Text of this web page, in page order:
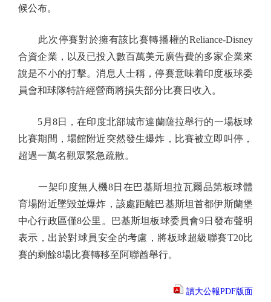
候公布。
此次停賽對於擁有該比賽轉播權的Reliance-Disney
合資企業，以及已投入數百萬美元廣告費的多家企業來
說是不小的打擊。消息人士稱，停賽意味着印度板球委
員會和球隊特許經營商將損失部分比賽日收入。
5月8日，在印度北部城市達蘭薩拉舉行的一場板球
比賽期間，場館附近突然發生爆炸，比賽被立即叫停，
超過一萬名觀眾緊急疏散。
一架印度無人機8日在巴基斯坦拉瓦爾品第板球體
育場附近墜毀並爆炸，該處距離巴基斯坦首都伊斯蘭堡
中心行政區僅8公里。巴基斯坦板球委員會9日發布聲明
表示，出於對球員安全的考慮，將板球超級聯賽T20比
賽的剩餘8場比賽轉移至阿聯酋舉行。
讀大公報PDF版面